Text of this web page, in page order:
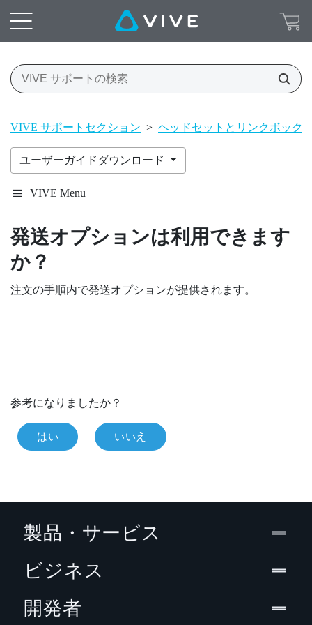
VIVE サポートセクション > ヘッドセットとリンクボック
ユーザーガイドダウンロード
VIVE Menu
発送オプションは利用できます
か？
注文の手順内で発送オプションが提供されます。
参考になりましたか？
はい いいえ
製品・サービス
ビジネス
開発者